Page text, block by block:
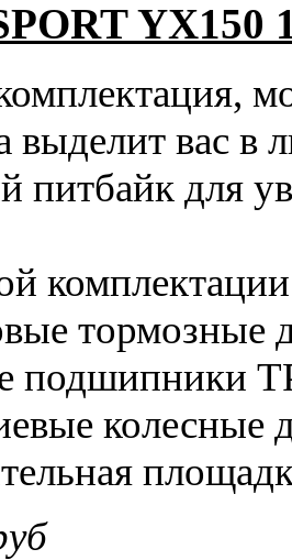
YX150
выделит вас
питбайк для
подшипники
колесные